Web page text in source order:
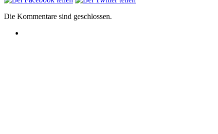
Die Kommentare sind geschlossen.